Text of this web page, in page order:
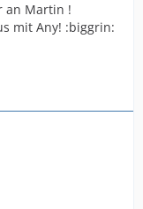
an Martin !
mit Any! :biggrin: